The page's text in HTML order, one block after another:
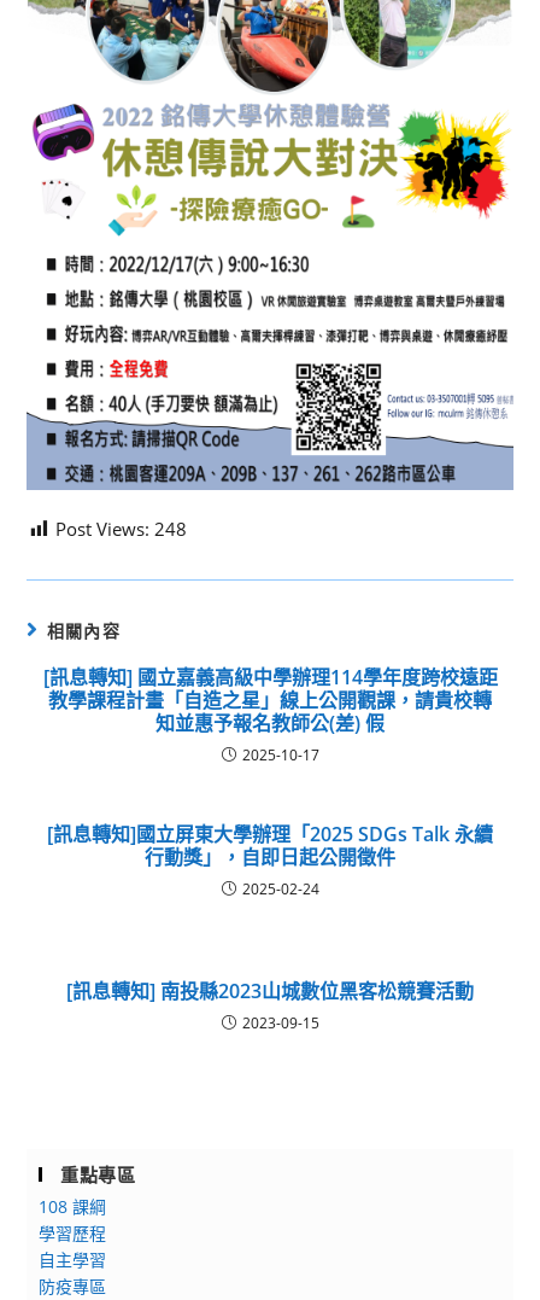
Post Views: 248
相關內容
[訊息轉知] 國立嘉義高級中學辦理114學年度跨校遠距
教學課程計畫「自造之星」線上公開觀課，請貴校轉
知並惠予報名教師公(差) 假
2025-10-17
[訊息轉知]國立屏東大學辦理「2025 SDGs Talk 永續
行動獎」，自即日起公開徵件
2025-02-24
[訊息轉知] 南投縣2023山城數位黑客松競賽活動
2023-09-15
重點專區
108 課綱
學習歷程
自主學習
防疫專區